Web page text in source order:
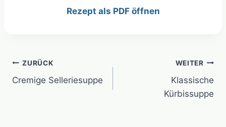
Rezept als PDF öffnen
Beitragsnavigation
ZURÜCK
Cremige Selleriesuppe
WEITER
Klassische
Kürbissuppe